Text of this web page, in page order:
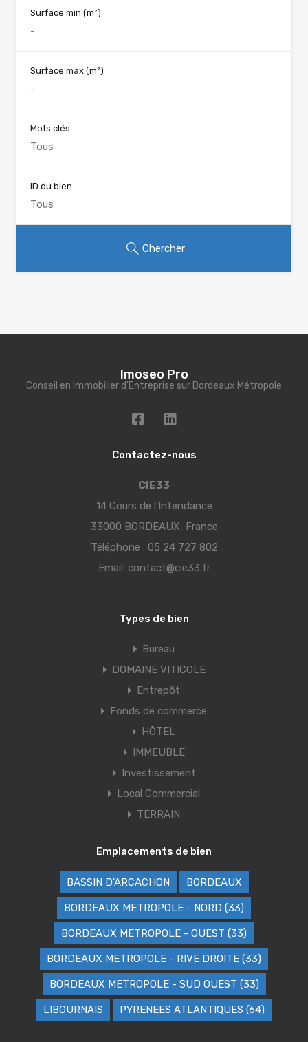
Surface min (m²)
Surface max (m²)
Mots clés
ID du bien
Chercher
Imoseo Pro
Conseil en Immobilier d'Entreprise sur Bordeaux Métropole
Contactez-nous
CIE33
14 Cours de l’Intendance
33000 BORDEAUX, France
Téléphone : 05 24 727 802
Email: contact@cie33.fr
Types de bien
Bureau
DOMAINE VITICOLE
Entrepôt
Fonds de commerce
HÔTEL
IMMEUBLE
Investissement
Local Commercial
TERRAIN
Emplacements de bien
BASSIN D'ARCACHON BORDEAUX
BORDEAUX METROPOLE - NORD (33)
BORDEAUX METROPOLE - OUEST (33)
BORDEAUX METROPOLE - RIVE DROITE (33)
BORDEAUX METROPOLE - SUD OUEST (33)
LIBOURNAIS PYRENEES ATLANTIQUES (64)